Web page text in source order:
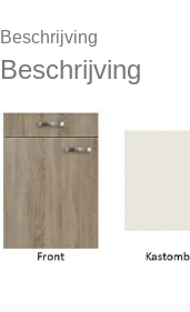
Beschrijving
Beschrijving